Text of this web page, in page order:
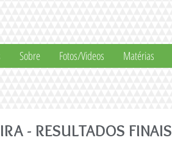
Sobre Fotos/Videos Matérias
- RESULTADOS FINAIS